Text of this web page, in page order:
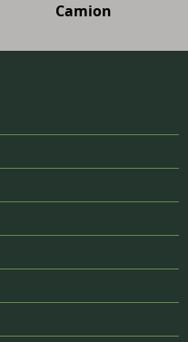
Camion